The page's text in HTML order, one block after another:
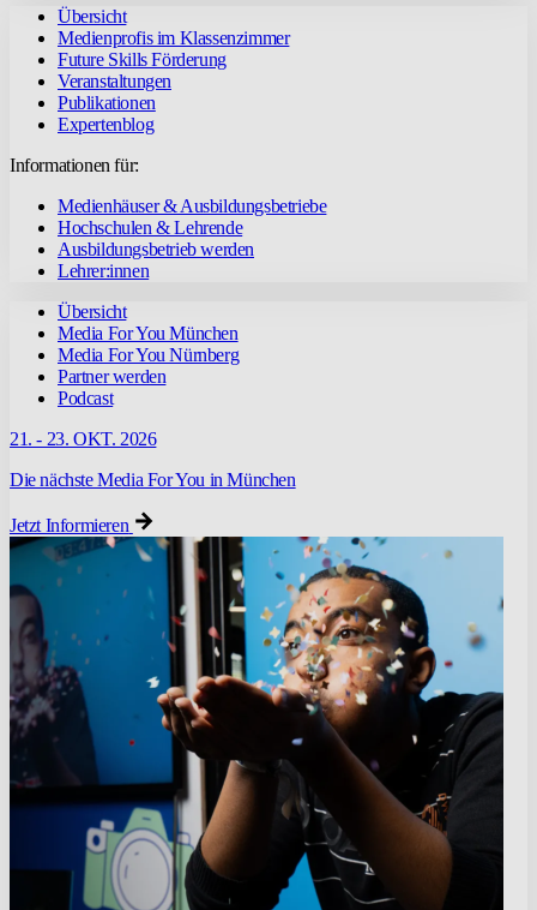
Übersicht
Medienprofis im Klassenzimmer
Future Skills Förderung
Veranstaltungen
Publikationen
Expertenblog
Informationen für:
Medienhäuser & Ausbildungsbetriebe
Hochschulen & Lehrende
Ausbildungsbetrieb werden
Lehrer:innen
Übersicht
Media For You München
Media For You Nürnberg
Partner werden
Podcast
21. - 23. OKT. 2026
Die nächste Media For You in München
Jetzt Informieren